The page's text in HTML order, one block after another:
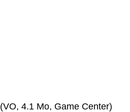
(VO, 4.1 Mo, Game Center)